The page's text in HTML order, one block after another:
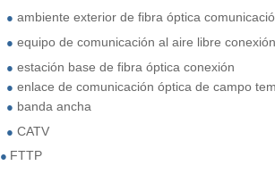
●ambiente exterior de fibra óptica
●equipo de comunicación al aire libre conexión
●estación base de fibra óptica conexión
●enlace de comunicación óptica de campo
● banda ancha
●CATV
● FTTP